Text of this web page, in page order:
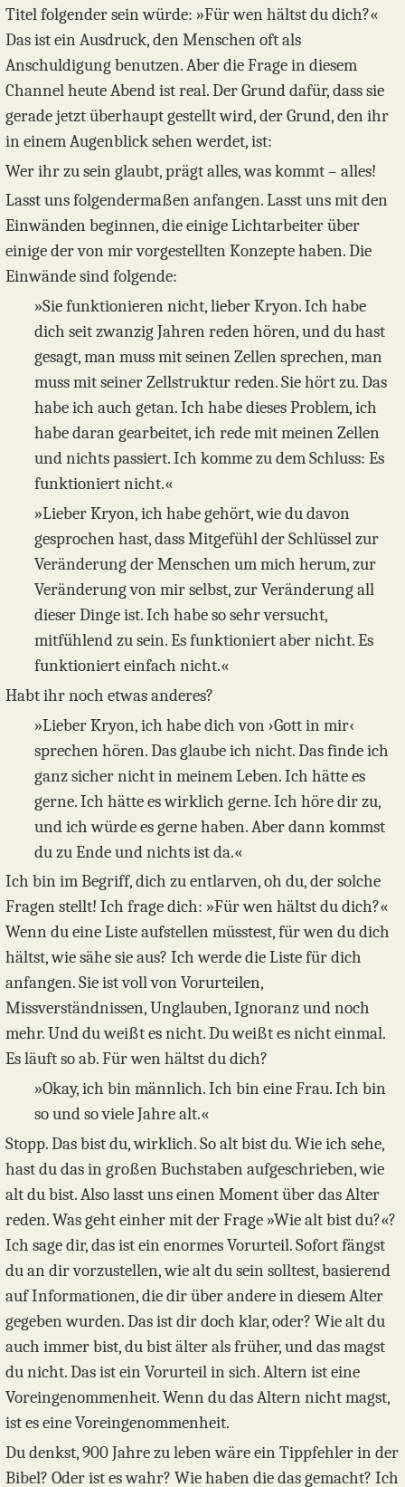
Titel folgender sein würde: »Für wen hältst du dich?«
Das ist ein Ausdruck, den Menschen oft als
Anschuldigung benutzen. Aber die Frage in diesem
Channel heute Abend ist real. Der Grund dafür, dass sie
gerade jetzt überhaupt gestellt wird, der Grund, den ihr
in einem Augenblick sehen werdet, ist:
Wer ihr zu sein glaubt, prägt alles, was kommt – alles!
Lasst uns folgendermaßen anfangen. Lasst uns mit den
Einwänden beginnen, die einige Lichtarbeiter über
einige der von mir vorgestellten Konzepte haben. Die
Einwände sind folgende:
»Sie funktionieren nicht, lieber Kryon. Ich habe
dich seit zwanzig Jahren reden hören, und du hast
gesagt, man muss mit seinen Zellen sprechen, man
muss mit seiner Zellstruktur reden. Sie hört zu. Das
habe ich auch getan. Ich habe dieses Problem, ich
habe daran gearbeitet, ich rede mit meinen Zellen
und nichts passiert. Ich komme zu dem Schluss: Es
funktioniert nicht.«
»Lieber Kryon, ich habe gehört, wie du davon
gesprochen hast, dass Mitgefühl der Schlüssel zur
Veränderung der Menschen um mich herum, zur
Veränderung von mir selbst, zur Veränderung all
dieser Dinge ist. Ich habe so sehr versucht,
mitfühlend zu sein. Es funktioniert aber nicht. Es
funktioniert einfach nicht.«
Habt ihr noch etwas anderes?
»Lieber Kryon, ich habe dich von ›Gott in mir‹
sprechen hören. Das glaube ich nicht. Das finde ich
ganz sicher nicht in meinem Leben. Ich hätte es
gerne. Ich hätte es wirklich gerne. Ich höre dir zu,
und ich würde es gerne haben. Aber dann kommst
du zu Ende und nichts ist da.«
Ich bin im Begriff, dich zu entlarven, oh du, der solche
Fragen stellt! Ich frage dich: »Für wen hältst du dich?«
Wenn du eine Liste aufstellen müsstest, für wen du dich
hältst, wie sähe sie aus? Ich werde die Liste für dich
anfangen. Sie ist voll von Vorurteilen,
Missverständnissen, Unglauben, Ignoranz und noch
mehr. Und du weißt es nicht. Du weißt es nicht einmal.
Es läuft so ab. Für wen hältst du dich?
»Okay, ich bin männlich. Ich bin eine Frau. Ich bin
so und so viele Jahre alt.«
Stopp. Das bist du, wirklich. So alt bist du. Wie ich sehe,
hast du das in großen Buchstaben aufgeschrieben, wie
alt du bist. Also lasst uns einen Moment über das Alter
reden. Was geht einher mit der Frage »Wie alt bist du?«?
Ich sage dir, das ist ein enormes Vorurteil. Sofort fängst
du an dir vorzustellen, wie alt du sein solltest, basierend
auf Informationen, die dir über andere in diesem Alter
gegeben wurden. Das ist dir doch klar, oder? Wie alt du
auch immer bist, du bist älter als früher, und das magst
du nicht. Das ist ein Vorurteil in sich. Altern ist eine
Voreingenommenheit. Wenn du das Altern nicht magst,
ist es eine Voreingenommenheit.
Du denkst, 900 Jahre zu leben wäre ein Tippfehler in der
Bibel? Oder ist es wahr? Wie haben die das gemacht? Ich